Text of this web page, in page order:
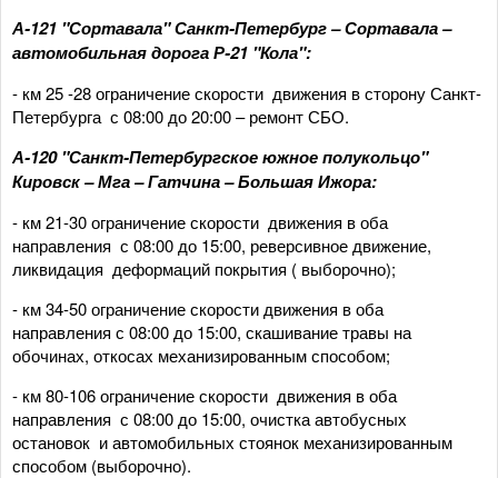
А-121 "Сортавала" Санкт-Петербург – Сортавала –
автомобильная дорога Р-21 "Кола":
- км 25 -28 ограничение скорости движения в сторону Санкт-
Петербурга с 08:00 до 20:00 – ремонт СБО.
А-120 "Санкт-Петербургское южное полукольцо"
Кировск – Мга – Гатчина – Большая Ижора:
- км 21-30 ограничение скорости движения в оба
направления с 08:00 до 15:00, реверсивное движение,
ликвидация деформаций покрытия ( выборочно);
- км 34-50 ограничение скорости движения в оба
направления с 08:00 до 15:00, скашивание травы на
обочинах, откосах механизированным способом;
- км 80-106 ограничение скорости движения в оба
направления с 08:00 до 15:00, очистка автобусных
остановок и автомобильных стоянок механизированным
способом (выборочно).